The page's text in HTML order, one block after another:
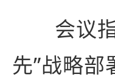
会议指
先”战略